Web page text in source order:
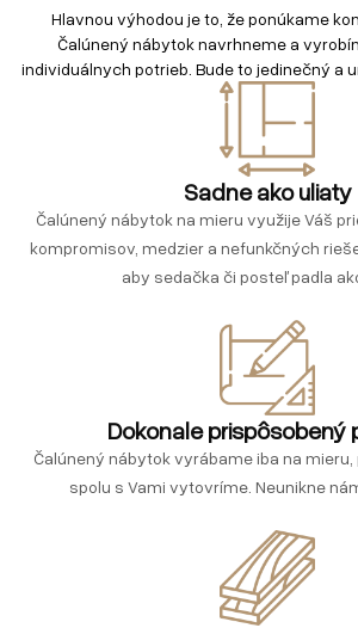
Hlavnou výhodou je to, že ponúkame
Čalúnený nábytok navrhneme a
individuálnych potrieb. Bude to jedinečný a
Sadne ako uliaty
Čalúnený nábytok na mieru využije Váš
kompromisov, medzier a nefunkčných
aby sedačka či posteľ padla
Dokonale prispôsobený
Čalúnený nábytok vyrábame iba na
spolu s Vami vytovríme. Neunikne